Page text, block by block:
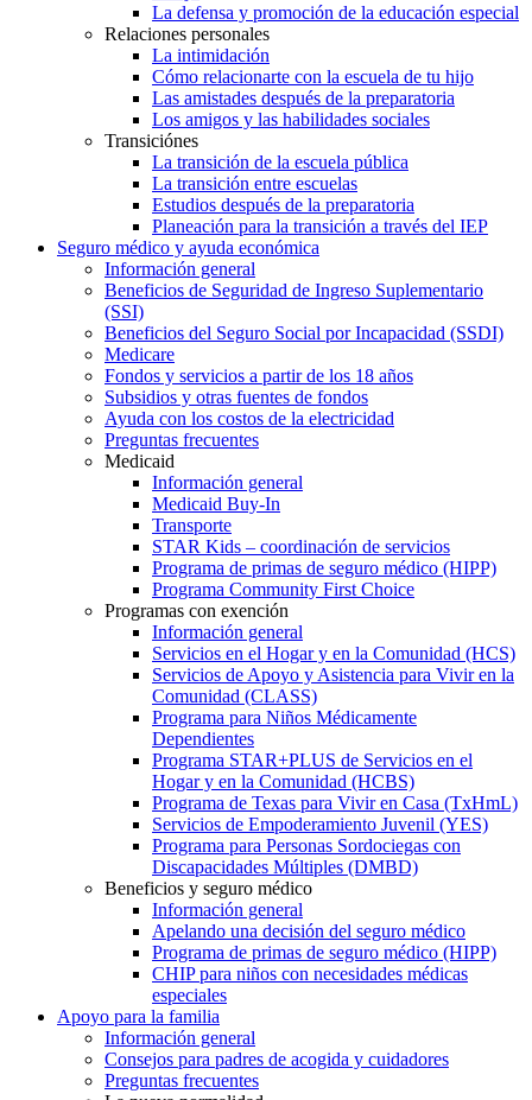
La defensa y promoción de la educación especial
Relaciones personales
La intimidación
Cómo relacionarte con la escuela de tu hijo
Las amistades después de la preparatoria
Los amigos y las habilidades sociales
Transiciónes
La transición de la escuela pública
La transición entre escuelas
Estudios después de la preparatoria
Planeación para la transición a través del IEP
Seguro médico y ayuda económica
Información general
Beneficios de Seguridad de Ingreso Suplementario
(SSI)
Beneficios del Seguro Social por Incapacidad (SSDI)
Medicare
Fondos y servicios a partir de los 18 años
Subsidios y otras fuentes de fondos
Ayuda con los costos de la electricidad
Preguntas frecuentes
Medicaid
Información general
Medicaid Buy-In
Transporte
STAR Kids – coordinación de servicios
Programa de primas de seguro médico (HIPP)
Programa Community First Choice
Programas con exención
Información general
Servicios en el Hogar y en la Comunidad (HCS)
Servicios de Apoyo y Asistencia para Vivir en la
Comunidad (CLASS)
Programa para Niños Médicamente
Dependientes
Programa STAR+PLUS de Servicios en el
Hogar y en la Comunidad (HCBS)
Programa de Texas para Vivir en Casa (TxHmL)
Servicios de Empoderamiento Juvenil (YES)
Programa para Personas Sordociegas con
Discapacidades Múltiples (DMBD)
Beneficios y seguro médico
Información general
Apelando una decisión del seguro médico
Programa de primas de seguro médico (HIPP)
CHIP para niños con necesidades médicas
especiales
Apoyo para la familia
Información general
Consejos para padres de acogida y cuidadores
Preguntas frecuentes